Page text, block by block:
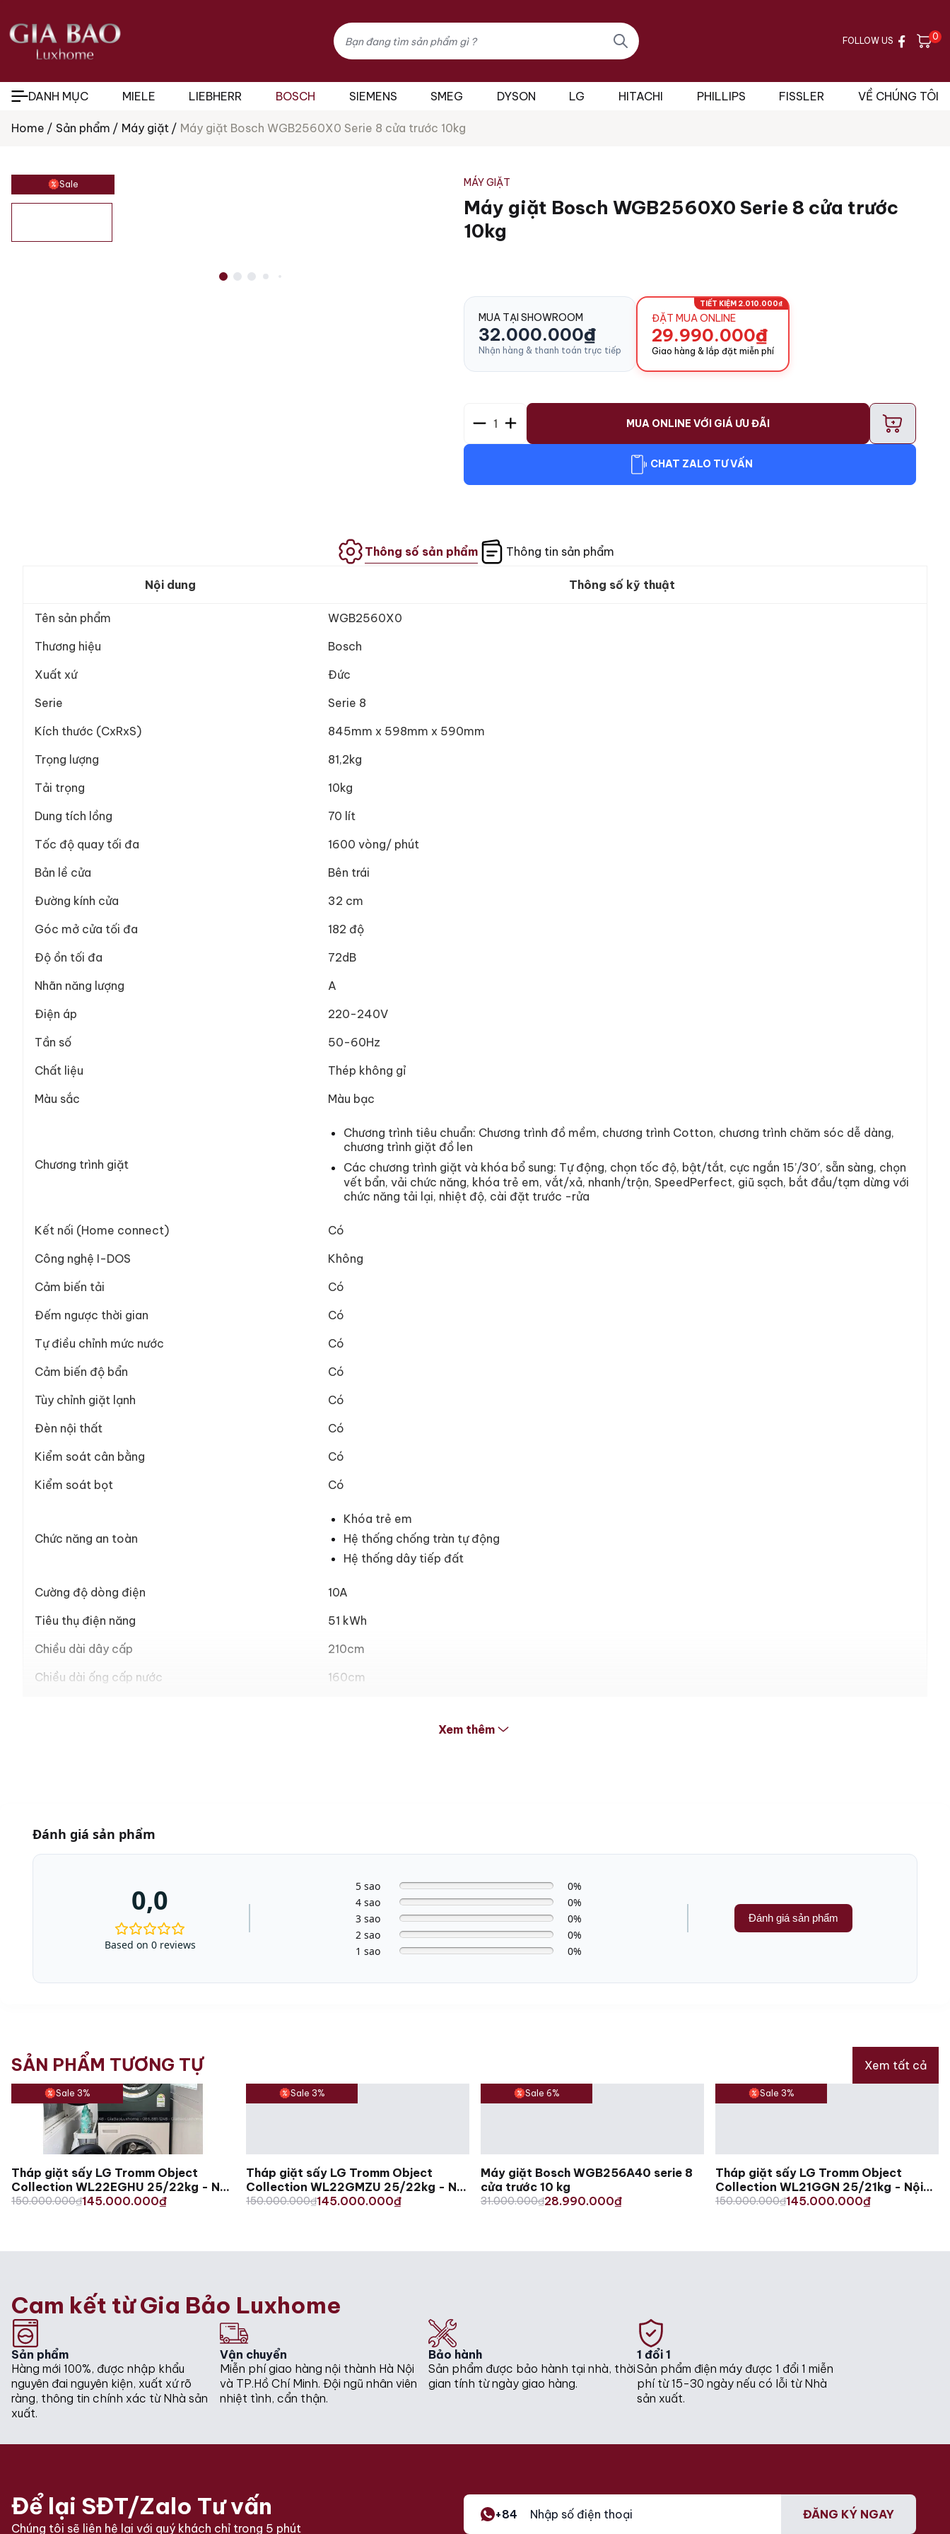
Tìm
kiếm
sản
phẩm
FOLLOW US 0
DANH MỤC MIELE LIEBHERR BOSCH SIEMENS SMEG DYSON LG HITACHI PHILLIPS FISSLER VỀ CHÚNG TÔI
Home Sản phẩm Máy giặt Máy giặt Bosch WGB2560X0 Serie 8 cửa trước 10kg
Sale MÁY GIẶT
Máy giặt Bosch WGB2560X0 Serie 8 cửa trước
10kg
MUA TẠI SHOWROOM
32.000.000₫
Nhận hàng & thanh toán trực tiếp
TIẾT KIỆM 2.010.000₫
ĐẶT MUA ONLINE
29.990.000₫
Giao hàng & lắp đặt miễn phí
1 MUA ONLINE VỚI GIÁ ƯU ĐÃI +
CHAT ZALO TƯ VẤN
Thông số sản phẩm Thông tin sản phẩm
Nội dung Thông số kỹ thuật
Tên sản phẩm
WGB2560X0
Thương hiệu
Bosch
Xuất xứ
Đức
Serie
Serie 8
Kích thước (CxRxS)
845mm x 598mm x 590mm
Trọng lượng
81,2kg
Tải trọng
10kg
Dung tích lồng
70 lít
Tốc độ quay tối đa
1600 vòng/ phút
Bản lề cửa
Bên trái
Đường kính cửa
32 cm
Góc mở cửa tối đa
182 độ
Độ ồn tối đa
72dB
Nhãn năng lượng
A
Điện áp
220-240V
Tần số
50-60Hz
Chất liệu
Thép không gỉ
Màu sắc
Màu bạc
Chương trình giặt
Chương trình tiêu chuẩn: Chương trình đồ mềm, chương trình Cotton, chương trình chăm sóc dễ dàng,
chương trình giặt đồ len
Các chương trình giặt và khóa bổ sung: Tự động, chọn tốc độ, bật/tắt, cực ngắn 15’/30′, sẵn sàng, chọn
vết bẩn, vải chức năng, khóa trẻ em, vắt/xả, nhanh/trộn, SpeedPerfect, giũ sạch, bắt đầu/tạm dừng với
chức năng tải lại, nhiệt độ, cài đặt trước -rửa
Kết nối (Home connect)
Có
Công nghệ I-DOS
Không
Cảm biến tải
Có
Đếm ngược thời gian
Có
Tự điều chỉnh mức nước
Có
Cảm biến độ bẩn
Có
Tùy chỉnh giặt lạnh
Có
Đèn nội thất
Có
Kiểm soát cân bằng
Có
Kiểm soát bọt
Có
Chức năng an toàn
Khóa trẻ em
Hệ thống chống tràn tự động
Hệ thống dây tiếp đất
Cường độ dòng điện
10A
Tiêu thụ điện năng
51 kWh
Chiều dài dây cấp
210cm
Chiều dài ống cấp nước
160cm
Xem thêm
Đánh giá sản phẩm
0,0
Based on 0 reviews
5 sao
0%
4 sao
0%
3 sao
0%
2 sao
0%
1 sao
0%
Đánh giá sản phẩm
SẢN PHẨM TƯƠNG TỰ Xem tất cả
Sale 3%
Tháp giặt sấy LG Tromm Object
Collection WL22EGHU 25/22kg - Nội
địa Hàn
150.000.000₫
Original
145.000.000₫
Current
Sale 3%
Tháp giặt sấy LG Tromm Object
Collection WL22GMZU 25/22kg - Nội
địa Hàn
150.000.000₫
Original
145.000.000₫
Current
Sale 6%
Máy giặt Bosch WGB256A40 serie 8
cửa trước 10 kg
31.000.000₫
Original
28.990.000₫
Current
Sale 3%
Tháp giặt sấy LG Tromm Object
Collection WL21GGN 25/21kg - Nội
địa Hàn
150.000.000₫
Original
145.000.000₫
Current
Cam kết từ Gia Bảo Luxhome
Sản phẩm
Hàng mới 100%, được nhập khẩu
nguyên đai nguyên kiện, xuất xứ rõ
ràng, thông tin chính xác từ Nhà sản
xuất.
Vận chuyển
Miễn phí giao hàng nội thành Hà Nội
và TP.Hồ Chí Minh. Đội ngũ nhân viên
nhiệt tình, cẩn thận.
Bảo hành
Sản phẩm được bảo hành tại nhà, thời
gian tính từ ngày giao hàng.
1 đổi 1
Sản phẩm điện máy được 1 đổi 1 miễn
phí từ 15-30 ngày nếu có lỗi từ Nhà
sản xuất.
Để lại SĐT/Zalo Tư vấn
Chúng tôi sẽ liên hệ lại với quý khách chỉ trong 5 phút
+84 ĐĂNG KÝ NGAY